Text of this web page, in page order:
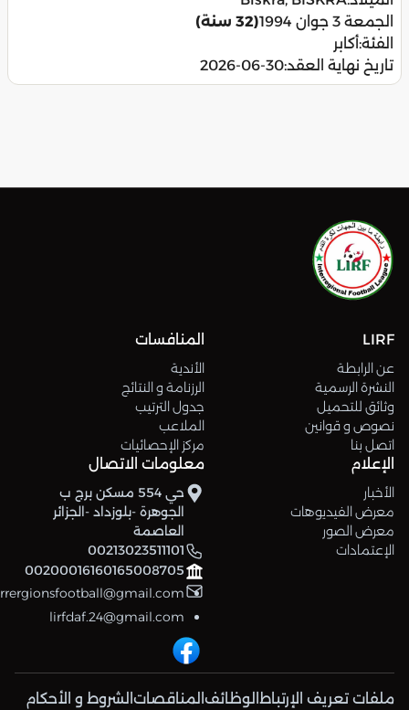
الجمعة 3 جوان 1994
(32 سنة)
الفئة:أكابر
تاريخ نهاية العقد:2026-06-30
LIRF
عن الرابطة
النشرة الرسمية
وثائق للتحميل
نصوص و قوانين
اتصل بنا
المنافسات
الأندية
الرزنامة و النتائج
جدول الترتيب
الملاعب
مركز الإحصائيات
الإعلام
الأخبار
معرض الفيديوهات
معرض الصور
الإعتمادات
معلومات الاتصال
حي 554 مسكن برج ب
الجوهرة -بلوزداد -الجزائر
العاصمة
00213023511101
00200016160165008705
lirfdaf.24@gmail.com
ملفات تعريف الإرتباط الوظائف المناقصات الشروط و الأحكام